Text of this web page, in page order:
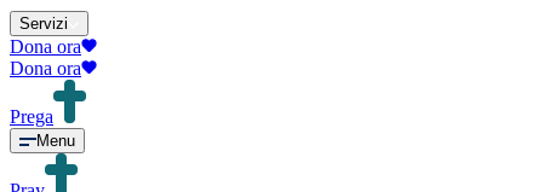
Servizi
Dona ora
Dona ora
Prega
Menu